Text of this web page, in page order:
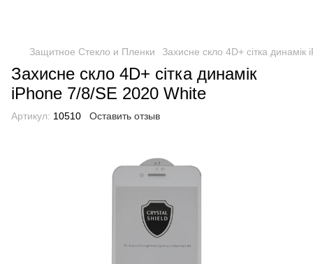
Защитное Стекло и Пленки Захисне скло 4D+ сітка
Захисне скло 4D+ сітка динамік
iPhone 7/8/SE 2020 White
Артикул: 10510 Оставить отзыв